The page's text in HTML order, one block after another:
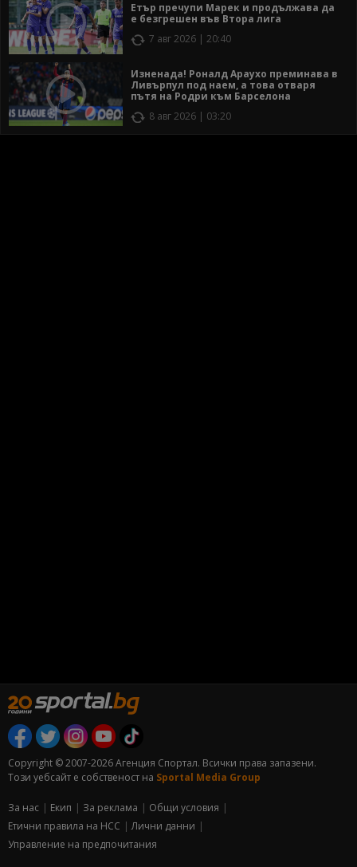
Етър пречупи Марек и продължава да
е безгрешен във Втора лига
7 авг 2026 | 20:40
Изненада! Роналд Араухо преминава в
Ливърпул под наем, а това отваря
пътя на Родри към Барселона
8 авг 2026 | 03:20
Copyright © 2007-2026 Агенция Спортал. Всички права запазени.
Този уебсайт е собственост на Sportal Media Group
За нас Екип За рекламa
Общи условия
Етични правила на НСС
Лични данни
Управление на предпочитания